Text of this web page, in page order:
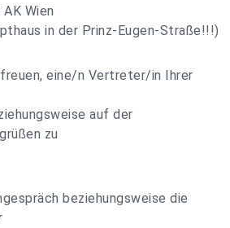
Wien
in der Prinz-Eugen-Straße!!!)
eine/n Vertreter/in Ihrer
auf der
zu
beziehungsweise die